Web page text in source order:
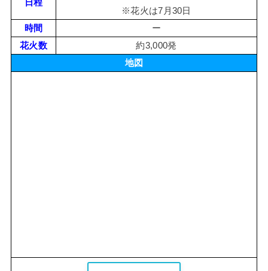
日程
※花火は7月30日
時間
ー
花火数
約3,000発
地図